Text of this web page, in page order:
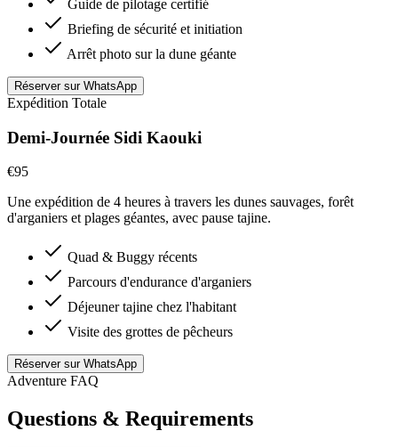
Guide de pilotage certifié
Briefing de sécurité et initiation
Arrêt photo sur la dune géante
Réserver sur WhatsApp
Expédition Totale
Demi-Journée Sidi Kaouki
€95
Une expédition de 4 heures à travers les dunes sauvages, forêt
d'arganiers et plages géantes, avec pause tajine.
Quad & Buggy récents
Parcours d'endurance d'arganiers
Déjeuner tajine chez l'habitant
Visite des grottes de pêcheurs
Réserver sur WhatsApp
Adventure FAQ
Questions & Requirements